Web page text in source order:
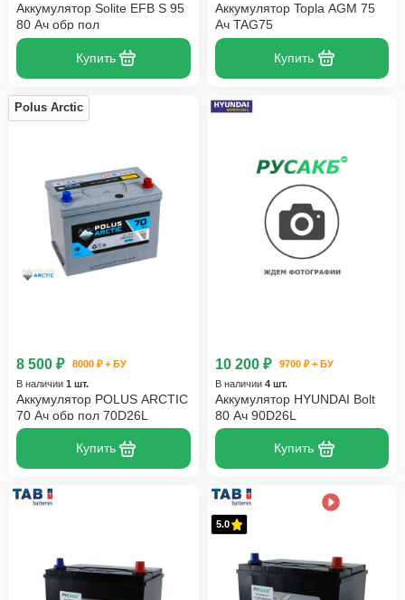
Аккумулятор Solite EFB S 95
80 Ач обр пол
Купить
Аккумулятор Topla AGM 75
Ач TAG75
Купить
Polus Arctic
8 500 ₽
8000 ₽ + БУ
В наличии 1 шт.
Аккумулятор POLUS ARCTIC
70 Ач обр пол 70D26L
Купить
10 200 ₽
9700 ₽ + БУ
В наличии 4 шт.
Аккумулятор HYUNDAI Bolt
80 Ач 90D26L
Купить
5.0